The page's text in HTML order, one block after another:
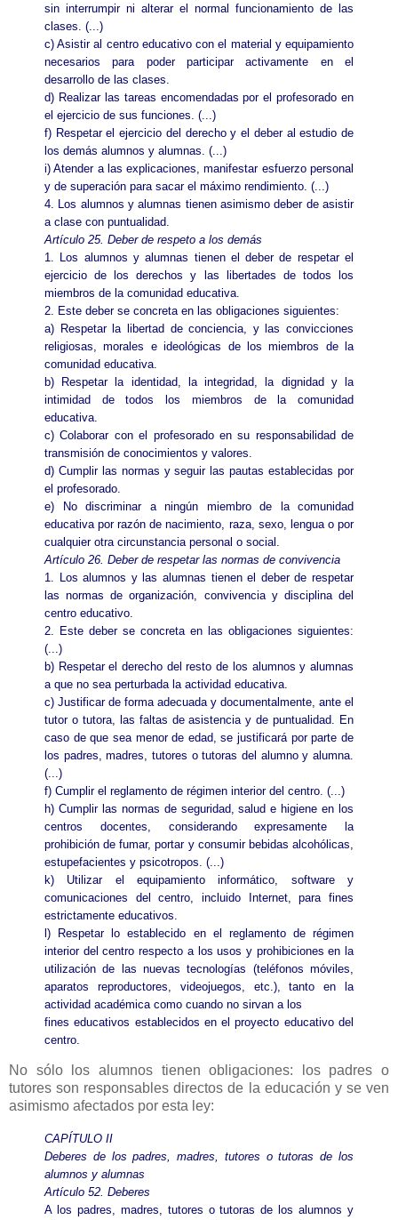
sin interrumpir ni alterar el normal funcionamiento de las
clases. (...)
c) Asistir al centro educativo con el material y equipamiento
necesarios para poder participar activamente en el
desarrollo de las clases.
d) Realizar las tareas encomendadas por el profesorado en
el ejercicio de sus funciones. (...)
f) Respetar el ejercicio del derecho y el deber al estudio de
los demás alumnos y alumnas. (...)
i) Atender a las explicaciones, manifestar esfuerzo personal
y de superación para sacar el máximo rendimiento. (...)
4. Los alumnos y alumnas tienen asimismo deber de asistir
a clase con puntualidad.
Artículo 25. Deber de respeto a los demás
1. Los alumnos y alumnas tienen el deber de respetar el
ejercicio de los derechos y las libertades de todos los
miembros de la comunidad educativa.
2. Este deber se concreta en las obligaciones siguientes:
a) Respetar la libertad de conciencia, y las convicciones
religiosas, morales e ideológicas de los miembros de la
comunidad educativa.
b) Respetar la identidad, la integridad, la dignidad y la
intimidad de todos los miembros de la comunidad
educativa.
c) Colaborar con el profesorado en su responsabilidad de
transmisión de conocimientos y valores.
d) Cumplir las normas y seguir las pautas establecidas por
el profesorado.
e) No discriminar a ningún miembro de la comunidad
educativa por razón de nacimiento, raza, sexo, lengua o por
cualquier otra circunstancia personal o social.
Artículo 26. Deber de respetar las normas de convivencia
1. Los alumnos y las alumnas tienen el deber de respetar
las normas de organización, convivencia y disciplina del
centro educativo.
2. Este deber se concreta en las obligaciones siguientes:
(...)
b) Respetar el derecho del resto de los alumnos y alumnas
a que no sea perturbada la actividad educativa.
c) Justificar de forma adecuada y documentalmente, ante el
tutor o tutora, las faltas de asistencia y de puntualidad. En
caso de que sea menor de edad, se justificará por parte de
los padres, madres, tutores o tutoras del alumno y alumna.
(...)
f) Cumplir el reglamento de régimen interior del centro. (...)
h) Cumplir las normas de seguridad, salud e higiene en los
centros docentes, considerando expresamente la
prohibición de fumar, portar y consumir bebidas alcohólicas,
estupefacientes y psicotropos. (...)
k) Utilizar el equipamiento informático, software y
comunicaciones del centro, incluido Internet, para fines
estrictamente educativos.
l) Respetar lo establecido en el reglamento de régimen
interior del centro respecto a los usos y prohibiciones en la
utilización de las nuevas tecnologías (teléfonos móviles,
aparatos reproductores, videojuegos, etc.), tanto en la
actividad académica como cuando no sirvan a los
fines educativos establecidos en el proyecto educativo del
centro.
No sólo los alumnos tienen obligaciones: los padres o
tutores son responsables directos de la educación y se ven
asimismo afectados por esta ley:
CAPÍTULO II
Deberes de los padres, madres, tutores o tutoras de los
alumnos y alumnas
Artículo 52. Deberes
A los padres, madres, tutores o tutoras de los alumnos y